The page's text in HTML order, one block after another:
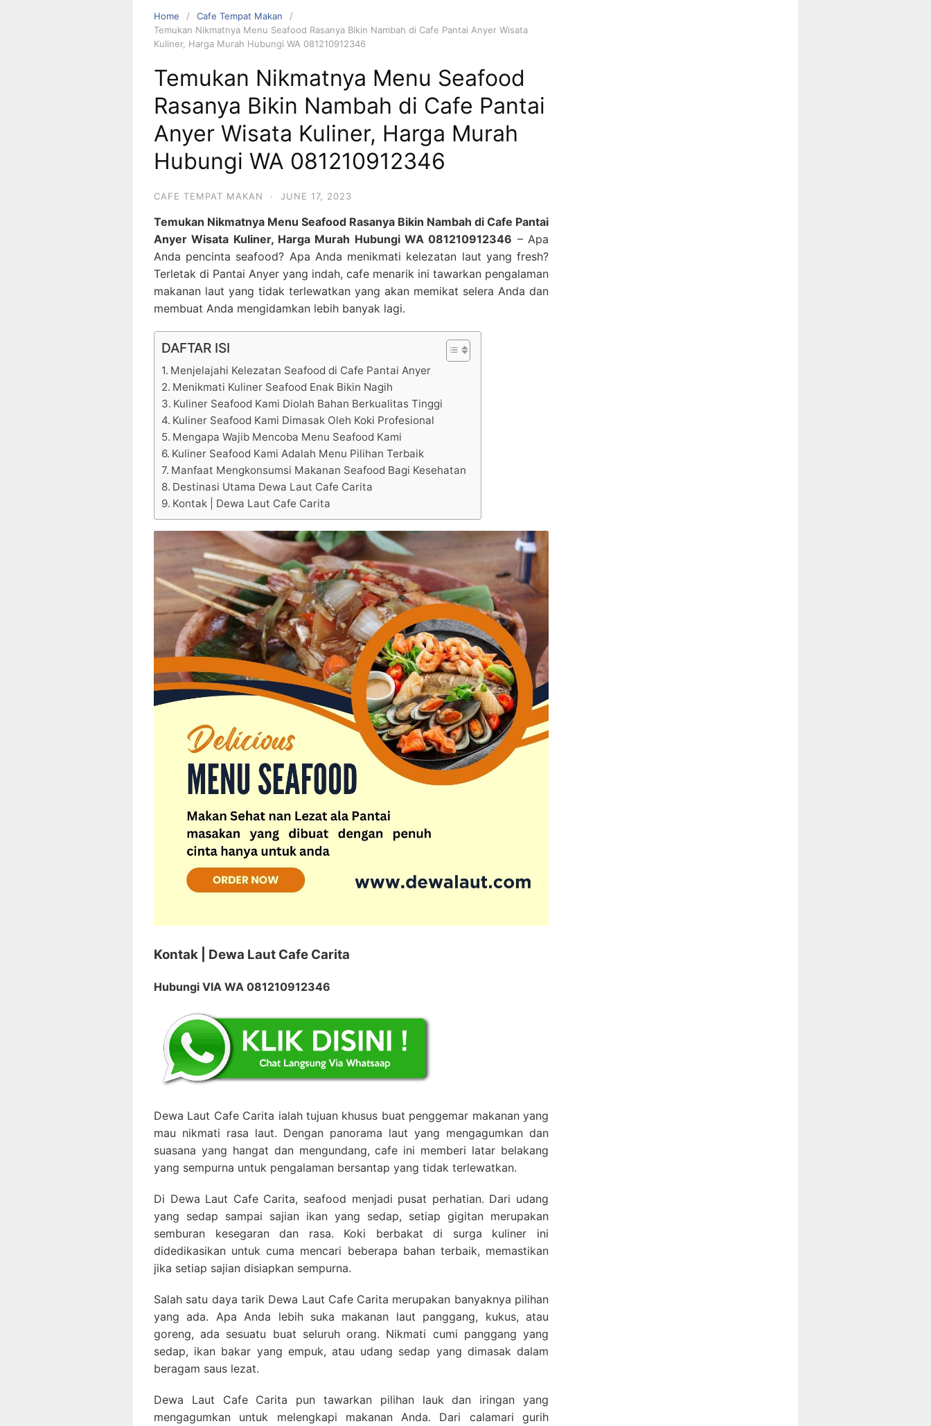
Home
Cafe Tempat Makan
Temukan Nikmatnya Menu Seafood Rasanya Bikin Nambah di Cafe Pantai Anyer Wisata
Kuliner, Harga Murah Hubungi WA 081210912346
Temukan Nikmatnya Menu Seafood
Rasanya Bikin Nambah di Cafe Pantai
Anyer Wisata Kuliner, Harga Murah
Hubungi WA 081210912346
CAFE TEMPAT MAKAN · JUNE 17, 2023
Temukan Nikmatnya Menu Seafood Rasanya Bikin Nambah di Cafe Pantai
Anyer Wisata Kuliner, Harga Murah Hubungi WA 081210912346 – Apa
Anda pencinta seafood? Apa Anda menikmati kelezatan laut yang fresh?
Terletak di Pantai Anyer yang indah, cafe menarik ini tawarkan pengalaman
makanan laut yang tidak terlewatkan yang akan memikat selera Anda dan
membuat Anda mengidamkan lebih banyak lagi.
DAFTAR ISI
Menjelajahi Kelezatan Seafood di Cafe Pantai Anyer
Menikmati Kuliner Seafood Enak Bikin Nagih
Kuliner Seafood Kami Diolah Bahan Berkualitas Tinggi
Kuliner Seafood Kami Dimasak Oleh Koki Profesional
Mengapa Wajib Mencoba Menu Seafood Kami
Kuliner Seafood Kami Adalah Menu Pilihan Terbaik
Manfaat Mengkonsumsi Makanan Seafood Bagi Kesehatan
Destinasi Utama Dewa Laut Cafe Carita
Kontak | Dewa Laut Cafe Carita
Kontak | Dewa Laut Cafe Carita
Hubungi VIA WA 081210912346
Dewa Laut Cafe Carita ialah tujuan khusus buat penggemar makanan yang
mau nikmati rasa laut. Dengan panorama laut yang mengagumkan dan
suasana yang hangat dan mengundang, cafe ini memberi latar belakang
yang sempurna untuk pengalaman bersantap yang tidak terlewatkan.
Di Dewa Laut Cafe Carita, seafood menjadi pusat perhatian. Dari udang
yang sedap sampai sajian ikan yang sedap, setiap gigitan merupakan
semburan kesegaran dan rasa. Koki berbakat di surga kuliner ini
didedikasikan untuk cuma mencari beberapa bahan terbaik, memastikan
jika setiap sajian disiapkan sempurna.
Salah satu daya tarik Dewa Laut Cafe Carita merupakan banyaknya pilihan
yang ada. Apa Anda lebih suka makanan laut panggang, kukus, atau
goreng, ada sesuatu buat seluruh orang. Nikmati cumi panggang yang
sedap, ikan bakar yang empuk, atau udang sedap yang dimasak dalam
beragam saus lezat.
Dewa Laut Cafe Carita pun tawarkan pilihan lauk dan iringan yang
mengagumkan untuk melengkapi makanan Anda. Dari calamari gurih